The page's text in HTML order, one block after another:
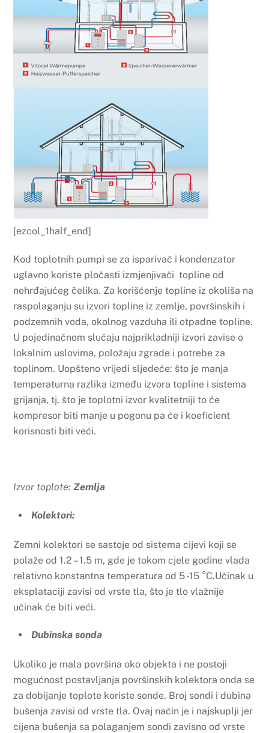
[ezcol_1half_end]
Kod toplotnih pumpi se za isparivač i kondenzator
uglavno koriste pločasti izmjenjivači topline od
nehrđajućeg čelika. Za korišćenje topline iz okoliša na
raspolaganju su izvori topline iz zemlje, površinskih i
podzemnih voda, okolnog vazduha ili otpadne topline.
U pojedinačnom slučaju najprikladniji izvori zavise o
lokalnim uslovima, položaju zgrade i potrebe za
toplinom. Uopšteno vrijedi sljedeće: što je manja
temperaturna razlika između izvora topline i sistema
grijanja, tj. što je toplotni izvor kvalitetniji to će
kompresor biti manje u pogonu pa će i koeficient
korisnosti biti veći.
Izvor toplote: Zemlja
Kolektori:
Zemni kolektori se sastoje od sistema cijevi koji se
polaže od 1.2 – 1.5 m, gde je tokom cjele godine vlada
relativno konstantna temperatura od 5 -15 °C.Učinak u
eksplataciji zavisi od vrste tla, što je tlo vlažnije
učinak će biti veći.
Dubinska sonda
Ukoliko je mala površina oko objekta i ne postoji
mogućnost postavljanja površinskih kolektora onda se
za dobijanje toplote koriste sonde. Broj sondi i dubina
bušenja zavisi od vrste tla. Ovaj način je i najskuplji jer
cijena bušenja sa polaganjem sondi zavisno od vrste